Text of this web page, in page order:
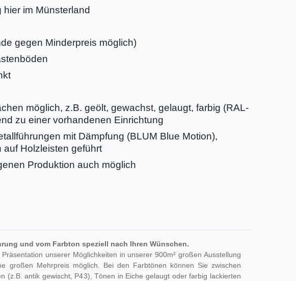
im Münsterland
gegen Minderpreis möglich)
möglich, z.B. geölt, gewachst, gelaugt, farbig (RAL-
zu einer vorhandenen Einrichtung
mit Dämpfung (BLUM Blue Motion),
auf Holzleisten geführt
Produktion auch möglich
und vom Farbton speziell nach Ihren Wünschen.
unserer Möglichkeiten in unserer 900m² großen Ausstellung
großen Mehrpreis möglich. Bei den Farbtönen können Sie zwischen
(z.B. antik gewischt, P43), Tönen in Eiche gelaugt oder farbig lackierten